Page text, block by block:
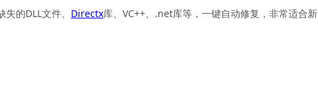
的DLL文件、 Directx库、VC++、.net库等，一键自动修复，非常适合新